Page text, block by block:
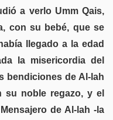
a verlo Umm Qais,
con su bebé, que se
llegado a la edad
la misericordia del
bendiciones de Al-lah
su noble regazo, y el
de Al-lah -la